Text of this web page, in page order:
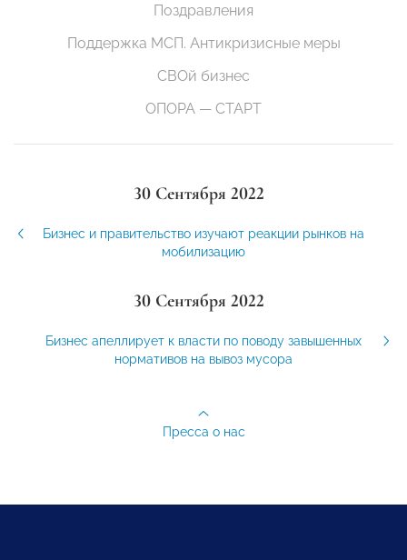
Поздравления
Поддержка МСП. Антикризисные меры
СВОй бизнес
ОПОРА — СТАРТ
30 Сентября 2022
Бизнес и правительство изучают реакции рынков на
мобилизацию
30 Сентября 2022
Бизнес апеллирует к власти по поводу завышенных
нормативов на вывоз мусора
Пресса о нас